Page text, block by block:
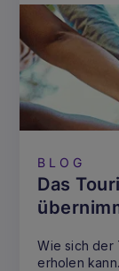
BLOG
Das
Wie sich der
erholen kann.